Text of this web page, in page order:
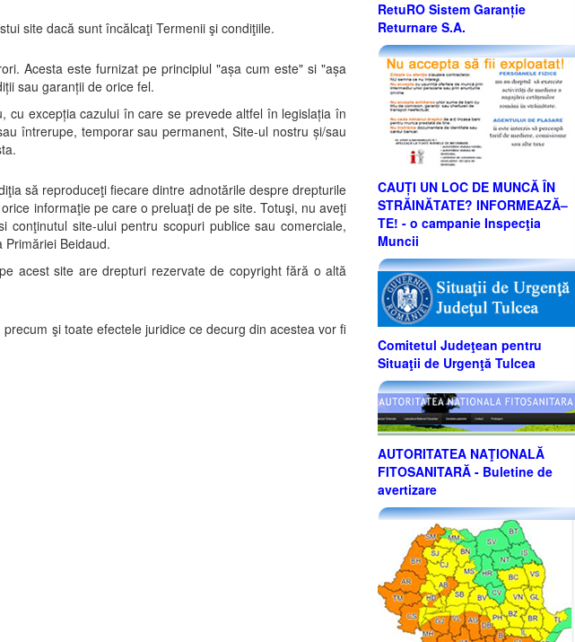
site dacă sunt încălcaţi Termenii şi condiţiile.
Acesta este furnizat pe principiul "așa cum este" si "așa
sau garanții de orice fel.
cu excepția cazului în care se prevede altfel în legislația în
întrerupe, temporar sau permanent, Site-ul nostru și/sau
să reproduceţi fiecare dintre adnotările despre drepturile
informaţie pe care o preluaţi de pe site. Totuşi, nu aveţi
site-ului pentru scopuri publice sau comerciale,
Beidaud.
acest site are drepturi rezervate de copyright fără o altă
şi toate efectele juridice ce decurg din acestea vor fi
RetuRO Sistem Garanție
Returnare S.A.
CAUȚI UN LOC DE MUNCĂ ÎN
STRĂINĂTATE? INFORMEAZĂ–
TE! - o campanie Inspecţia
Muncii
Comitetul Judeţean pentru
Situaţii de Urgenţă Tulcea
AUTORITATEA NAŢIONALĂ
FITOSANITARĂ - Buletine de
avertizare